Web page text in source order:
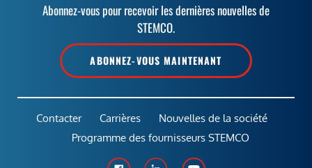
Abonnez-vous pour recevoir les dernières nouvelles de
STEMCO.
ABONNEZ-VOUS MAINTENANT
Contacter Carrières
Nouvelles de la société
Programme des fournisseurs STEMCO